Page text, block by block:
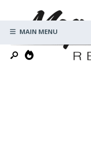
contentMAIN MENU